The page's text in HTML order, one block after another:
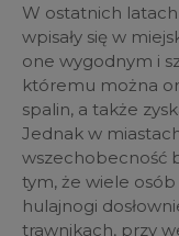
W ostatnich
wpisały się w
one wygodnym i
któremu można
spalin, a także
Jednak w
wszechobecność
tym, że wiele
hulajnogi
trawnikach, przy